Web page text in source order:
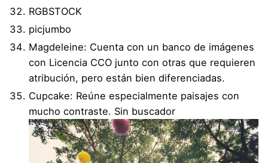
RGBSTOCK
picjumbo
Magdeleine: Cuenta con un banco de imágenes
con Licencia CCO junto con otras que requieren
atribución, pero están bien diferenciadas.
Cupcake: Reúne especialmente paisajes con
mucho contraste. Sin buscador